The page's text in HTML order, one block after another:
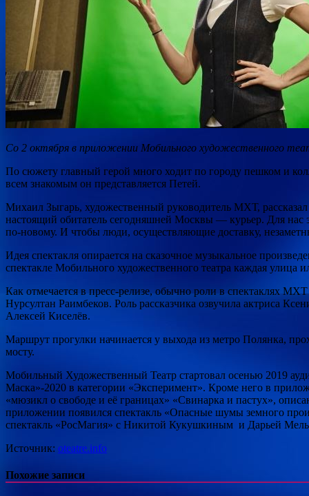
Со 2 октября в приложении Мобильного художественного
По сюжету главный герой много ходит по городу пешком и
всем знакомым он представляется Петей.
Михаил Зыгарь, художественный руководитель МХТ,
настоящий обитатель сегодняшней Москвы — курьер. Для нас
по-новому. И чтобы люди, осуществляющие доставку,
Идея спектакля опирается на сказочное музыкальное
спектакле Мобильного художественного театра каждая улица
Как отмечается в пресс-релизе, обычно роли в спектаклях
Нурсултан Раимбеков. Роль рассказчика озвучила актриса
Алексей Киселёв.
Маршрут прогулки начинается у выхода из метро Полянка,
мосту.
Мобильный Художественный Театр стартовал осенью 2019
Маска»-2020 в категории «Эксперимент». Кроме него в
«мюзикл о свободе и её границах» «Свинарка и пастух»,
приложении появился спектакль «Опасные шумы земного
спектакль «РосМагия» с Никитой Кукушкиным и Дарьей
Источник: oteatre.info
Похожие записи